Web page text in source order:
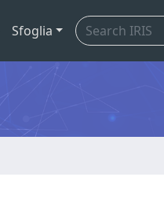
Sfoglia